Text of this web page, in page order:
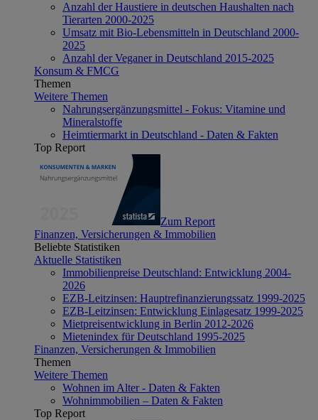
Anzahl der Haustiere in deutschen Haushalten nach
Tierarten 2000-2025
Umsatz mit Bio-Lebensmitteln in Deutschland 2000-
2025
Anzahl der Veganer in Deutschland 2015-2025
Konsum & FMCG
Themen
Weitere Themen
Nahrungsergänzungsmittel - Fokus: Vitamine und
Mineralstoffe
Heimtiermarkt in Deutschland - Daten & Fakten
Top Report
Zum Report
Finanzen, Versicherungen & Immobilien
Beliebte Statistiken
Aktuelle Statistiken
Immobilienpreise Deutschland: Entwicklung 2004-
2026
EZB-Leitzinsen: Hauptrefinanzierungssatz 1999-2025
EZB-Leitzinsen: Entwicklung Einlagesatz 1999-2025
Mietpreisentwicklung in Berlin 2012-2026
Mietenindex für Deutschland 1995-2025
Finanzen, Versicherungen & Immobilien
Themen
Weitere Themen
Wohnen im Alter - Daten & Fakten
Wohnimmobilien – Daten & Fakten
Top Report